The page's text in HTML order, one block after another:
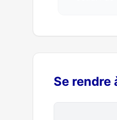
Se rendre